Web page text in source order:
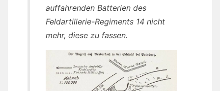
auffahrenden Batterien des
Feldartillerie-Regiments 14 nicht
mehr, diese zu fassen.